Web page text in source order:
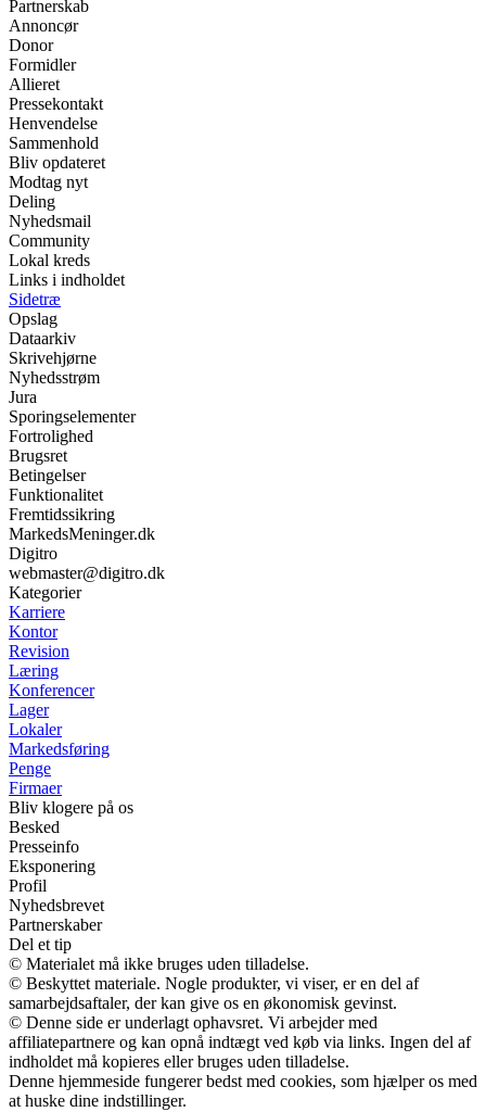
Partnerskab
Annoncør
Donor
Formidler
Allieret
Pressekontakt
Henvendelse
Sammenhold
Bliv opdateret
Modtag nyt
Deling
Nyhedsmail
Community
Lokal kreds
Links i indholdet
Sidetræ
Opslag
Dataarkiv
Skrivehjørne
Nyhedsstrøm
Jura
Sporingselementer
Fortrolighed
Brugsret
Betingelser
Funktionalitet
Fremtidssikring
MarkedsMeninger.dk
Digitro
webmaster@digitro.dk
Kategorier
Karriere
Kontor
Revision
Læring
Konferencer
Lager
Lokaler
Markedsføring
Penge
Firmaer
Bliv klogere på os
Besked
Presseinfo
Eksponering
Profil
Nyhedsbrevet
Partnerskaber
Del et tip
© Materialet må ikke bruges uden tilladelse.
© Beskyttet materiale. Nogle produkter, vi viser, er en del af
samarbejdsaftaler, der kan give os en økonomisk gevinst.
© Denne side er underlagt ophavsret. Vi arbejder med
affiliatepartnere og kan opnå indtægt ved køb via links. Ingen del af
indholdet må kopieres eller bruges uden tilladelse.
Denne hjemmeside fungerer bedst med cookies, som hjælper os med
at huske dine indstillinger.